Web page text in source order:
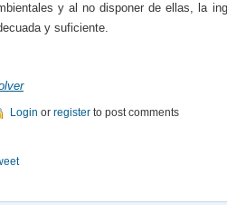
y al no disponer de ellas, la
y suficiente.
Login or register to post comments